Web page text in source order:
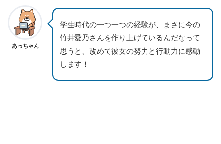
あっちゃん
学生時代の一つ一つの経験が、まさに今の
竹井愛乃さんを作り上げているんだなって
思うと、改めて彼女の努力と行動力に感動
します！